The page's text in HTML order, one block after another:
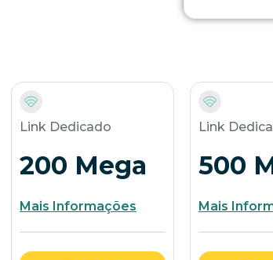
Link Dedicado
200 Mega
Mais Informações
Link
500
Mais